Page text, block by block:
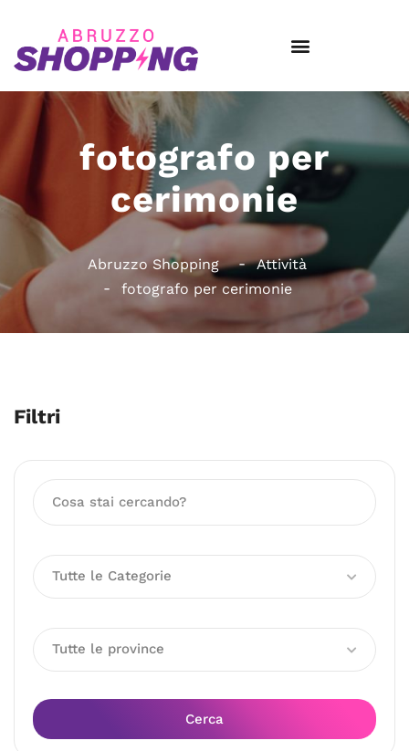
fotografo per
cerimonie
Abruzzo Shopping
Attività
fotografo per cerimonie
Filtri
Tutte le Categorie
Tutte le province
Cerca